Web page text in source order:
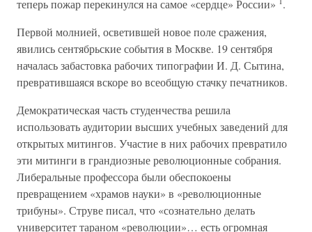
теперь пожар перекинулся на самое «сердце» России» .
Первой молнией, осветившей новое поле сражения,
явились сентябрьские события в Москве. 19 сентября
началась забастовка рабочих типографии И. Д. Сытина,
превратившаяся вскоре во всеобщую стачку печатников.
Демократическая часть студенчества решила
использовать аудитории высших учебных заведений для
открытых митингов. Участие в них рабочих превратило
эти митинги в грандиозные революционные собрания.
Либеральные профессора были обеспокоены
превращением «храмов науки» в «революционные
трибуны». Струве писал, что «сознательно делать
университет тараном «революции»… есть огромная